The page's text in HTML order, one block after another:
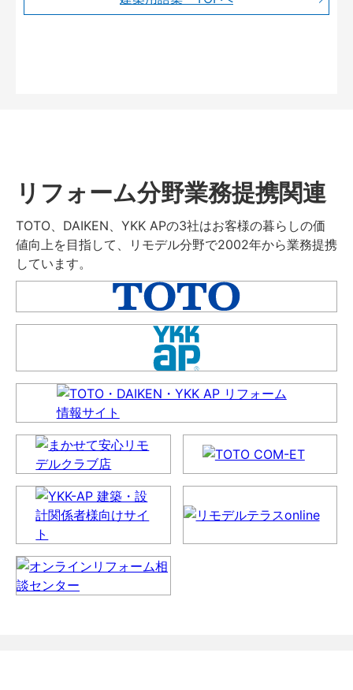
リフォーム分野業務提携関連
TOTO、DAIKEN、YKK APの3社はお客様の暮らしの価
値向上を目指して、リモデル分野で2002年から業務提携
しています。